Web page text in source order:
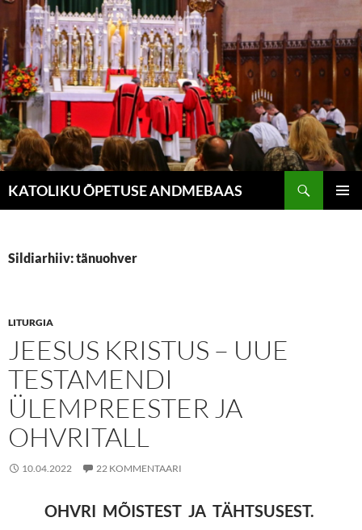
Liigu
sisu
juurde
KATOLIKU ÕPETUSE ANDMEBAAS
Sildiarhiiv: tänuohver
LITURGIA
JEESUS KRISTUS – UUE
TESTAMENDI
ÜLEMPREESTER JA
OHVRITALL
10.04.2022 22 KOMMENTAARI
OHVRI MÕISTEST JA TÄHTSUSEST.